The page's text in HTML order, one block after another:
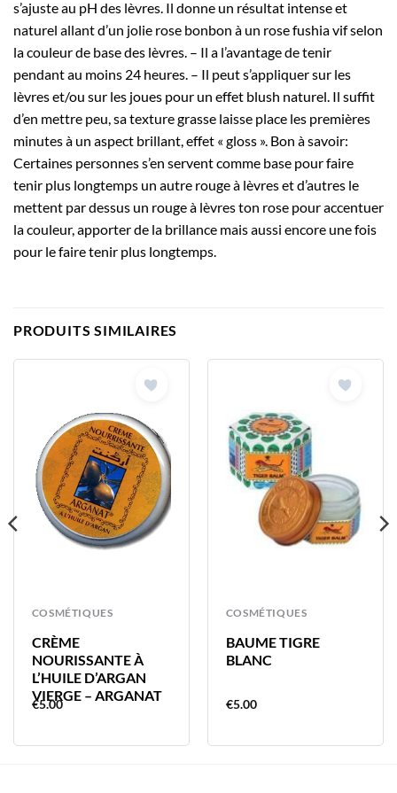
s’ajuste au pH des lèvres. Il donne un résultat intense et
naturel allant d’un jolie rose bonbon à un rose fushia vif selon
la couleur de base des lèvres. – Il a l’avantage de tenir
pendant au moins 24 heures. – Il peut s’appliquer sur les
lèvres et/ou sur les joues pour un effet blush naturel. Il suffit
d’en mettre peu, sa texture grasse laisse place les premières
minutes à un aspect brillant, effet « gloss ». Bon à savoir:
Certaines personnes s’en servent comme base pour faire
tenir plus longtemps un autre rouge à lèvres et d’autres le
mettent par dessus un rouge à lèvres ton rose pour accentuer
la couleur, apporter de la brillance mais aussi encore une fois
pour le faire tenir plus longtemps.
PRODUITS SIMILAIRES
COSMÉTIQUES
CRÈME
NOURISSANTE À
L’HUILE D’ARGAN
VIERGE – ARGANAT
€5.00
COSMÉTIQUES
BAUME TIGRE
BLANC
€5.00